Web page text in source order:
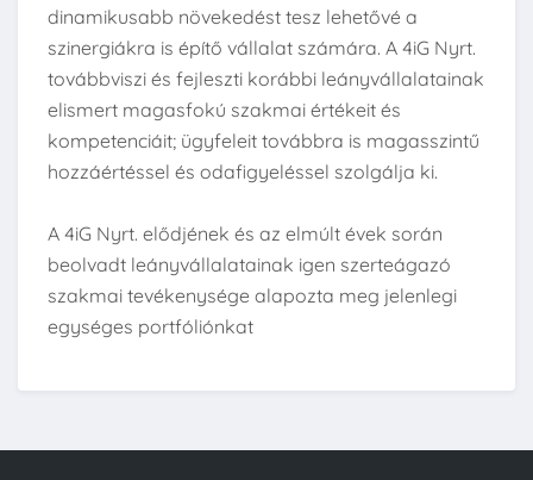
dinamikusabb növekedést tesz lehetővé a
szinergiákra is építő vállalat számára. A 4iG Nyrt.
továbbviszi és fejleszti korábbi leányvállalatainak
elismert magasfokú szakmai értékeit és
kompetenciáit; ügyfeleit továbbra is magasszintű
hozzáértéssel és odafigyeléssel szolgálja ki.
A 4iG Nyrt. elődjének és az elmúlt évek során
beolvadt leányvállalatainak igen szerteágazó
szakmai tevékenysége alapozta meg jelenlegi
egységes portfóliónkat